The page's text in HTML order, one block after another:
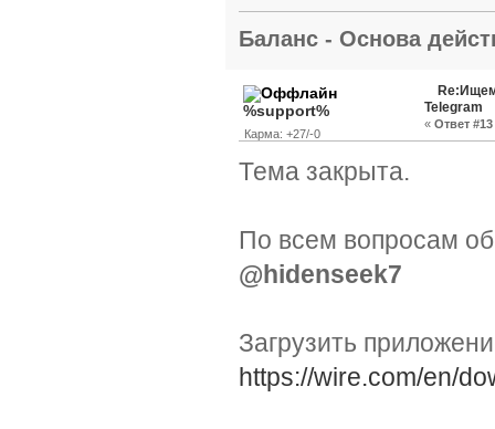
Баланс - Основа
%support%
Карма: +27/-0
Telegram
« Ответ
Тема закрыта.
По всем вопросам
@hidenseek7
Загрузить
https://wire.com/en/